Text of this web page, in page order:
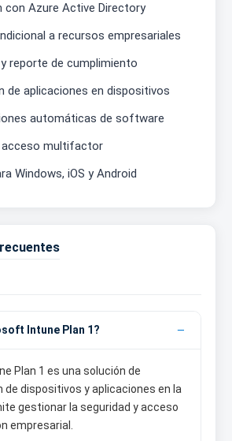
con Azure Active Directory
a recursos empresariales
reporte de cumplimiento
de aplicaciones en dispositivos
automáticas de software
acceso multifactor
Windows, iOS y Android
Intune Plan 1?
Plan 1 es una solución de
dispositivos y aplicaciones en la
gestionar la seguridad y acceso
empresarial.